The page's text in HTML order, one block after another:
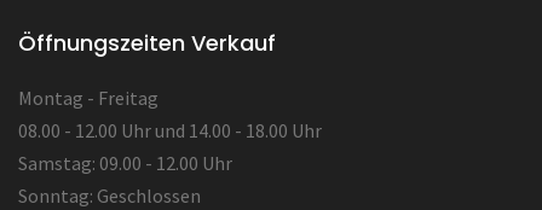
Öffnungszeiten Verkauf
Montag - Freitag
08.00 - 12.00 Uhr und 14.00 - 18.00 Uhr
Samstag: 09.00 - 12.00 Uhr
Sonntag: Geschlossen